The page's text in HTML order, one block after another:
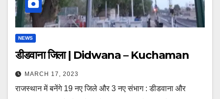
NEWS
डीडवाना जिला | Didwana – Kuchaman
MARCH 17, 2023
राजस्थान में बनेंगे 19 नए जिले और 3 नए संभाग : डीडवाना और